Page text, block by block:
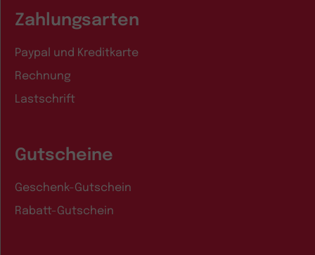
Zahlungsarten
Paypal und Kreditkarte
Rechnung
Lastschrift
Gutscheine
Geschenk-Gutschein
Rabatt-Gutschein